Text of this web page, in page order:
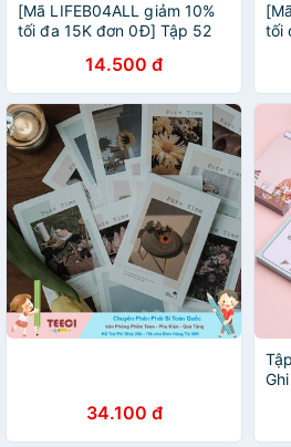
[Mã LIFEB04ALL giảm 10%
tối đa 15K đơn 0Đ] Tập 52
kế hoạch, to do list tiện lợi
NO08
14.500 đ
tối
34.100 đ